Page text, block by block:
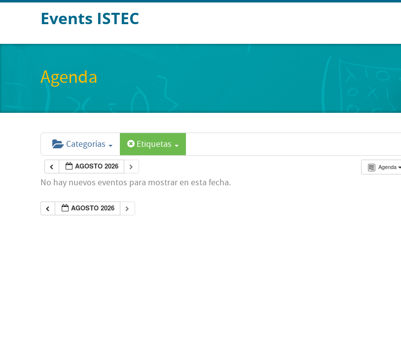
Events ISTEC
Agenda
Categorías Etiquetas
Agenda
AGOSTO 2026
No hay nuevos eventos para mostrar en esta fecha.
AGOSTO 2026